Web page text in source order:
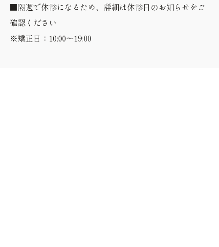
■隔週で休診になるため、詳細は休診日のお知らせをご
確認ください
※矯正日：10:00～19:00